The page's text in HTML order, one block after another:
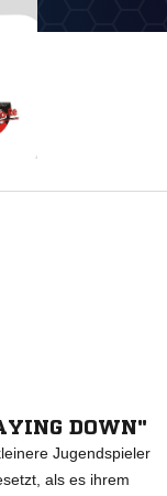
DOWN"
Jugendspieler
als es ihrem